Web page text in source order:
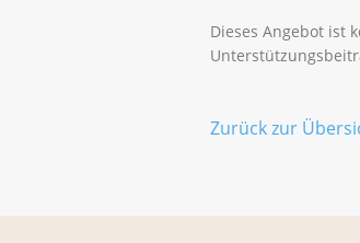
Dieses Angebot ist
Zurück zur